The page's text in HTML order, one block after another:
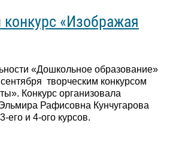
конкурс «Изображая
«Дошкольное образование»
творческим конкурсом
Конкурс организовала
Рафисовна Кунчугарова
его и 4-ого курсов.